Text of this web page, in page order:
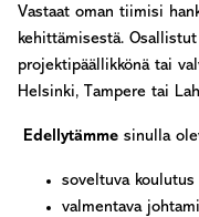
Vastaat oman tiimisi
kehittämisestä.
projektipäällikkönä tai
Helsinki, Tampere tai
Edellytämme sinulla
soveltuva
valmentava